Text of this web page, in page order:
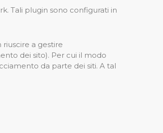
Tali plugin sono configurati in
a gestire
dei sito). Per cui il modo
da parte dei siti. A tal